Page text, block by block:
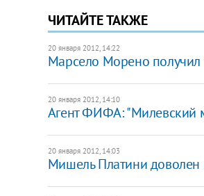
ЧИТАЙТЕ ТАКЖЕ
20 января 2012, 14:22
Марсело Морено получил
20 января 2012, 14:10
Агент ФИФА: "Милевский
20 января 2012, 14:03
Мишель Платини доволен